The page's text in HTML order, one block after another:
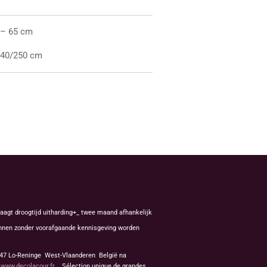
65 cm
250 cm
droogtijd uitharding+_ twee maand afhankelijk
zonder voorafgaande kennisgeving worden
Lo-Reninge West-Vlaanderen België na